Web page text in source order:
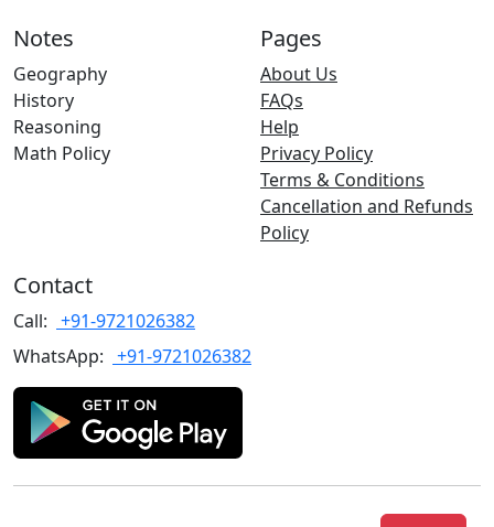
Notes
Geography
History
Reasoning
Math Policy
Pages
About Us
FAQs
Help
Privacy Policy
Terms & Conditions
Cancellation and Refunds
Policy
Contact
Call: +91-9721026382
WhatsApp: +91-9721026382